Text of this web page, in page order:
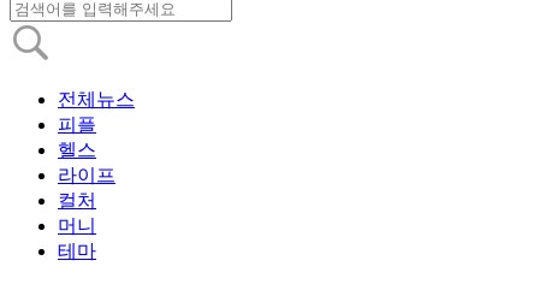
전체뉴스
피플
헬스
라이프
컬처
머니
테마